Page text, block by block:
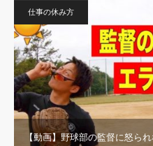
仕事の休み方
【動画】野球部の監督に怒ら